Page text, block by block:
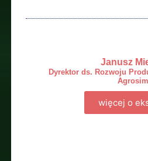
Janusz
Dyrektor ds. Rozwoju
więcej o